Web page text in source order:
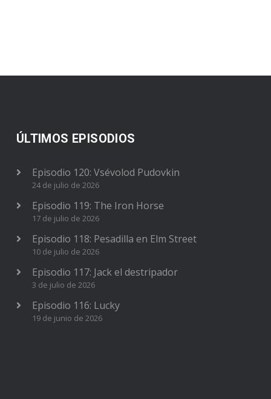
ÚLTIMOS EPISODIOS
Episodio 120: Vsévolod Pudovkin
24 de julio de 2026
Episodio 119: The Iron Horse
17 de julio de 2026
Episodio 118: Pesadilla en Elm Street
10 de julio de 2026
Episodio 117: Jack el destripador
3 de julio de 2026
Episodio 116: Lucky
19 de junio de 2026